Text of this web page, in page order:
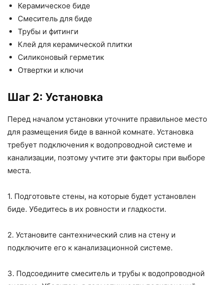
Керамическое биде
Смеситель для биде
Трубы и фитинги
Клей для керамической плитки
Силиконовый герметик
Отвертки и ключи
Шаг 2: Установка
Перед началом установки уточните правильное место
для размещения биде в ванной комнате. Установка
требует подключения к водопроводной системе и
канализации, поэтому учтите эти факторы при выборе
места.
1. Подготовьте стены, на которые будет установлен
биде. Убедитесь в их ровности и гладкости.
2. Установите сантехнический слив на стену и
подключите его к канализационной системе.
3. Подсоедините смеситель и трубы к водопроводной